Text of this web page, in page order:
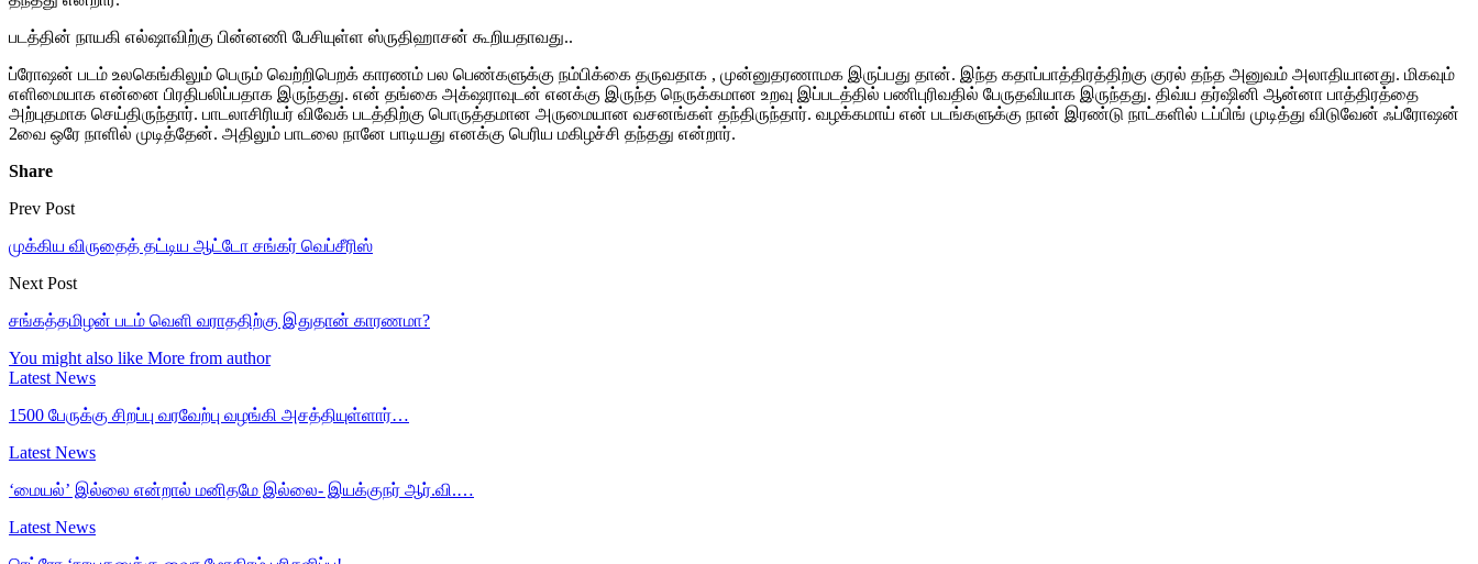
படத்தின் நாயகி எல்ஷாவிற்கு பின்னணி பேசியுள்ள ஸ்ருதிஹாசன் கூறியதாவது..
ப்ரோஷன் படம் உலகெங்கிலும் பெரும் வெற்றிபெறக் காரணம் பல பெண்களுக்கு நம்பிக்கை தருவதாக , முன்னுதரணாமக இருப்பது தான். இந்த கதாப்பாத்திரத்திற்கு குரல் தந்த அனுவம் அலாதியானது. மிகவும்
எளிமையாக என்னை பிரதிபலிப்பதாக இருந்தது. என் தங்கை அக்‌ஷராவுடன் எனக்கு இருந்த நெருக்கமான உறவு இப்படத்தில் பணிபுரிவதில் பேருதவியாக இருந்தது. திவ்ய தர்ஷினி ஆன்னா பாத்திரத்தை
அற்புதமாக செய்திருந்தார். பாடலாசிரியர் விவேக் படத்திற்கு பொருத்தமான அருமையான வசனங்கள் தந்திருந்தார். வழக்கமாய் என் படங்களுக்கு நான் இரண்டு நாட்களில் டப்பிங் முடித்து விடுவேன் ஃப்ரோஷன்
2வை ஒரே நாளில் முடித்தேன். அதிலும் பாடலை நானே பாடியது எனக்கு பெரிய மகிழச்சி தந்தது என்றார்.
Share
Prev Post
முக்கிய விருதைத் தட்டிய ஆட்டோ சங்கர் வெப்சீரிஸ்
Next Post
சங்கத்தமிழன் படம் வெளி வராததிற்கு இதுதான் காரணமா?
You might also like More from author
Latest News
1500 பேருக்கு சிறப்பு வரவேற்பு வழங்கி அசத்தியுள்ளார்…
Latest News
‘மையல்’ இல்லை என்றால் மனிதமே இல்லை- இயக்குநர் ஆர்.வி.…
Latest News